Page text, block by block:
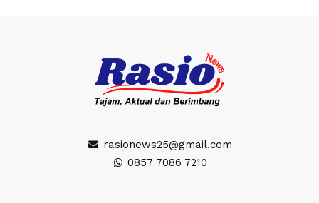
rasionews25@gmail.com
0857 7086 7210